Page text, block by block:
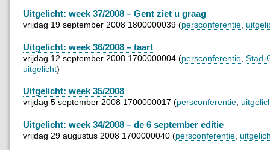
Uitgelicht: week 37/2008 – Gent ziet u graag
vrijdag 19 september 2008 1800000039 (persconferentie,
Uitgelicht: week 36/2008 – taart
vrijdag 12 september 2008 1700000004 (persconferentie Stad-
uitgelicht)
Uitgelicht: week 35/2008
vrijdag 5 september 2008 1700000017 (persconferentie,
Uitgelicht: week 34/2008 – de 6 september editie
vrijdag 29 augustus 2008 1700000040 (persconferentie